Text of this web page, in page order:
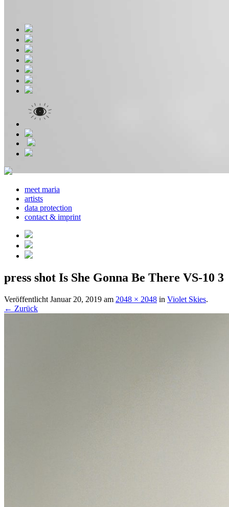
meet maria
artists
data protection
contact & imprint
press shot Is She Gonna Be There VS-10 3
Veröffentlicht Januar 20, 2019 am 2048 × 2048 in Violet Skies.
← Zurück